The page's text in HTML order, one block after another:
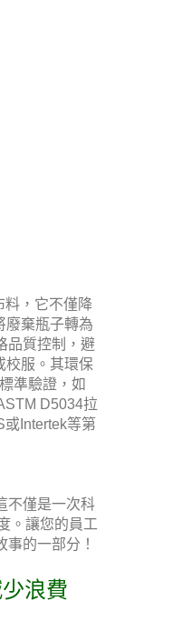
料，它不僅降
廢棄瓶子轉為
品質控制，避
校服。其環保
準驗證，如
D5034拉
Intertek等第
不僅是一次科
。讓您的員工
的一部分！
浪費